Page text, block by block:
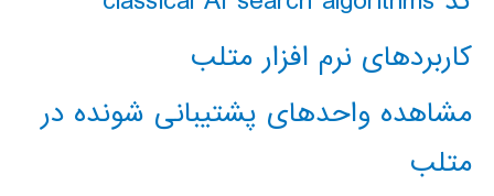
کاربردهای نرم افزار متلب
مشاهده واحدهای پشتیبانی شونده در
متلب